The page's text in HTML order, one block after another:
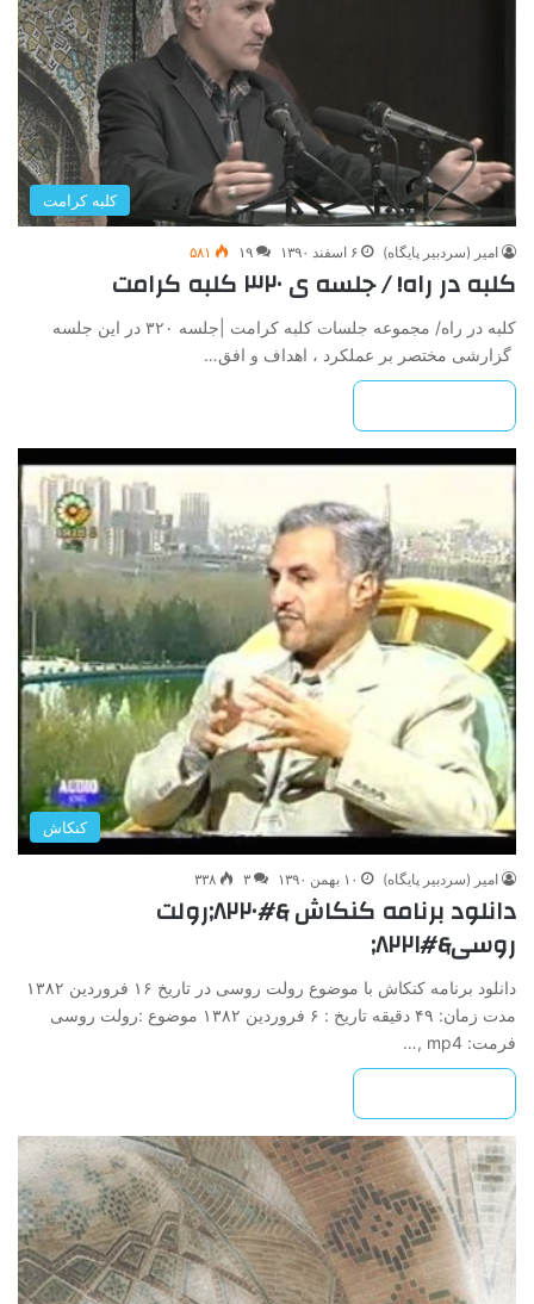
کلبه کرامت
امیر (سردبیر پایگاه) ۶ اسفند ۱۳۹۰ ۱۹ ۵۸۱
کلبه در راه! / جلسه ی ۳۲۰ کلبه کرامت
کلبه در راه/ مجموعه جلسات کلبه کرامت |جلسه ۳۲۰ در این جلسه
گزارشی مختصر بر عملکرد ، اهداف و افق…
کنکاش
امیر (سردبیر پایگاه) ۱۰ بهمن ۱۳۹۰ ۳ ۳۳۸
دانلود برنامه کنکاش &#۸۲۲۰;رولت
روسی&#۸۲۲۱;
دانلود برنامه کنکاش با موضوع رولت روسی در تاریخ ۱۶ فروردین ۱۳۸۲
مدت زمان: ۴۹ دقیقه تاریخ : ۶ فروردین ۱۳۸۲ موضوع :رولت روسی
فرمت: mp4 ,…